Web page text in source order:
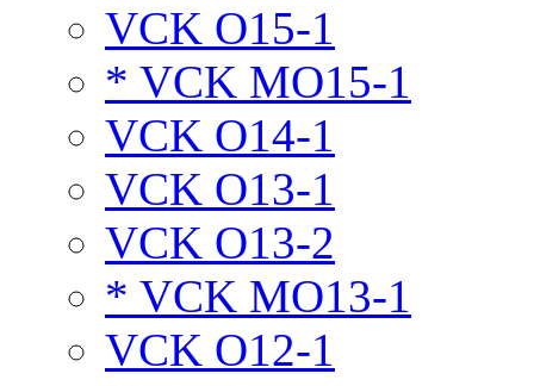
VCK O15-1
* VCK MO15-1
VCK O14-1
VCK O13-1
VCK O13-2
* VCK MO13-1
VCK O12-1